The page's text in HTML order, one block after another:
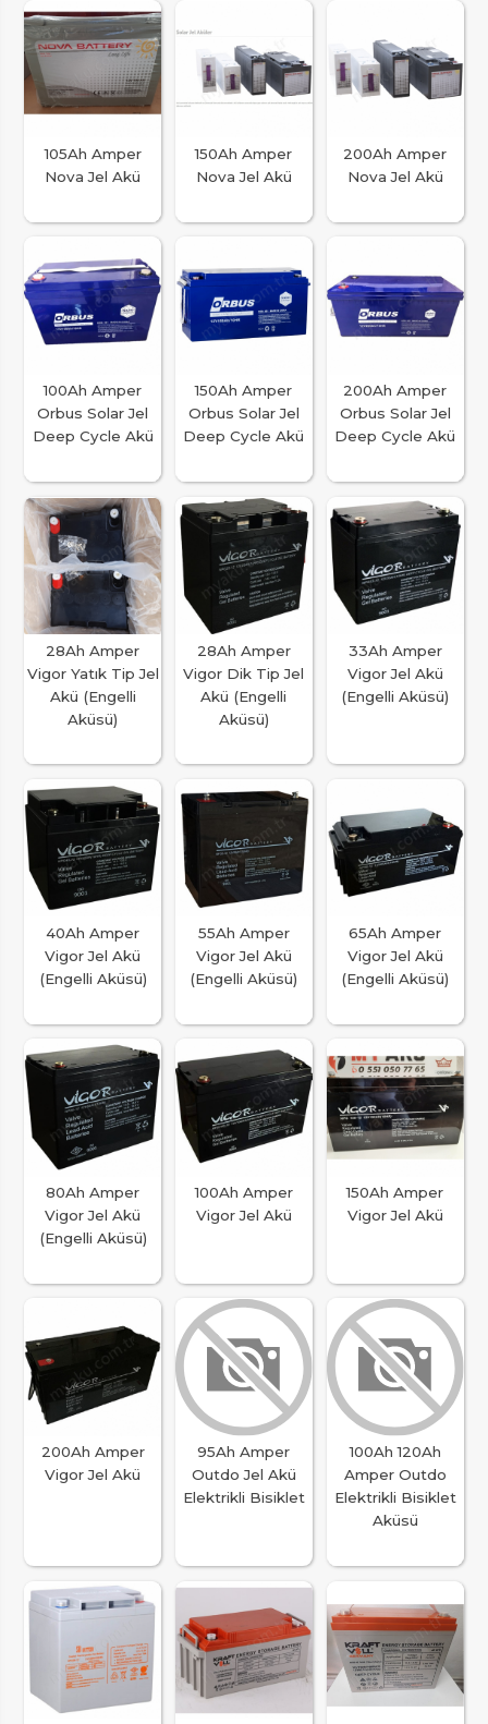
105Ah Amper
Nova Jel Akü
150Ah Amper
Nova Jel Akü
200Ah Amper
Nova Jel Akü
100Ah Amper
Orbus Solar Jel
Deep Cycle Akü
150Ah Amper
Orbus Solar Jel
Deep Cycle Akü
200Ah Amper
Orbus Solar Jel
Deep Cycle Akü
28Ah Amper
Vigor Yatık Tip Jel
Akü (Engelli
Aküsü)
28Ah Amper
Vigor Dik Tip Jel
Akü (Engelli
Aküsü)
33Ah Amper
Vigor Jel Akü
(Engelli Aküsü)
40Ah Amper
Vigor Jel Akü
(Engelli Aküsü)
55Ah Amper
Vigor Jel Akü
(Engelli Aküsü)
65Ah Amper
Vigor Jel Akü
(Engelli Aküsü)
80Ah Amper
Vigor Jel Akü
(Engelli Aküsü)
100Ah Amper
Vigor Jel Akü
150Ah Amper
Vigor Jel Akü
200Ah Amper
Vigor Jel Akü
95Ah Amper
Outdo Jel Akü
Elektrikli Bisiklet
100Ah 120Ah
Amper Outdo
Elektrikli Bisiklet
Aküsü